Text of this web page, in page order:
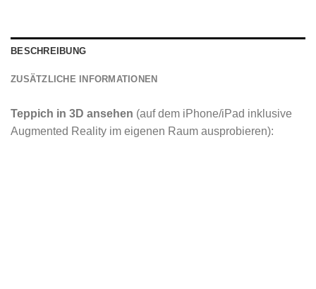
BESCHREIBUNG
ZUSÄTZLICHE INFORMATIONEN
Teppich in 3D ansehen (auf dem iPhone/iPad inklusive
Augmented Reality im eigenen Raum ausprobieren):